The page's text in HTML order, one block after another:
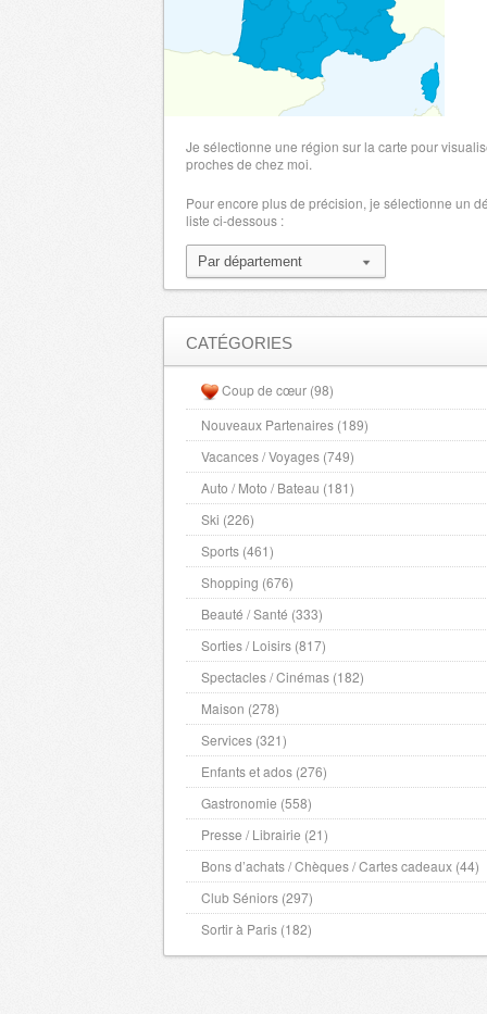
- 45000 , (fr)
Lot - 46000 , (fr)
Maine et Loire - 49000 , (fr)
Hautes Alpes - 5000 , (fr)
Marne - 51000 , (fr)
Haute Marne
Mayenne - 53000 , (fr)
Meurthe et Moselle - 54000 , (fr)
Meuse - 55000 , (fr)
Morbihan
Moselle - 57000 , (fr)
Nievre - 58000 , (fr)
Nord - 59000 , (fr)
Alpes Maritimes - 6000 , (fr)
Oise - 60000 , (fr)
Orne - 61000 , (fr)
Pas de Calais
Puy de Dome
Pyrenees Atlantiques
Hautes Pyrenees - 65000 , (fr)
Pyrenees Orientales - 66000 , (fr)
Bas Rhin - 67000 , (fr)
Haut Rhin - 68000 , (fr)
Rhone - 69000 , (fr)
Ardeche - 7000 , (fr)
Haute Saone - 70000 , (fr)
Saone et Loire - 71000 , (fr)
Sarthe - 72000 , (fr)
Savoie - 73000 , (fr)
Haute Savoie - 74000 , (fr)
Paris - 75000 , (fr)
Seine Maritime - 76000 , (fr)
Je sélectionne une région sur la carte pour
proches de chez moi.
Pour encore plus de précision, je sélectionne un
liste ci-dessous :
CATÉGORIES
Coup de cœur (98)
Nouveaux Partenaires (189)
Vacances / Voyages (749)
Auto / Moto / Bateau (181)
Ski (226)
Sports (461)
Shopping (676)
Beauté / Santé (333)
Sorties / Loisirs (817)
Spectacles / Cinémas (182)
Maison (278)
Services (321)
Enfants et ados (276)
Gastronomie (558)
Presse / Librairie (21)
Bons d’achats / Chèques / Cartes cadeaux (44)
Club Séniors (297)
Sortir à Paris (182)